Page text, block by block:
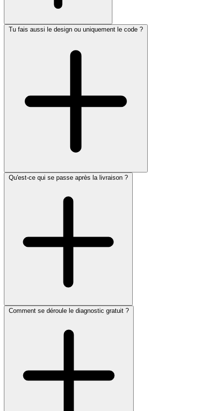
Tu fais aussi le design ou uniquement le code ?
Qu'est-ce qui se passe après la livraison ?
Comment se déroule le diagnostic gratuit ?